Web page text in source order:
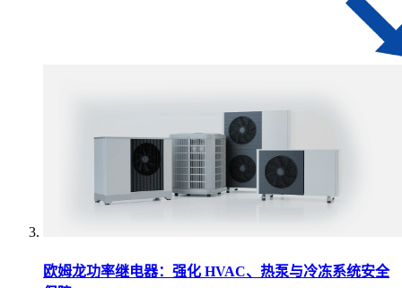
欧姆龙功率继电器：强化 HVAC、热泵与冷冻系统安全